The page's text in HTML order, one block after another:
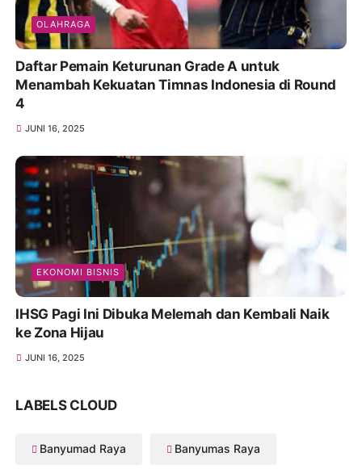
OLAHRAGA
Daftar Pemain Keturunan Grade A untuk
Menambah Kekuatan Timnas Indonesia di Round
4
JUNI 16, 2025
EKONOMI BISNIS
IHSG Pagi Ini Dibuka Melemah dan Kembali Naik
ke Zona Hijau
JUNI 16, 2025
LABELS CLOUD
Banyumad Raya Banyumas Raya